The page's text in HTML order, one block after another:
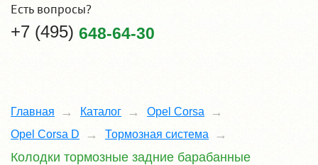
Есть вопросы?
+7 (495) 648-64-30
Главная Каталог
Opel Corsa
Opel Corsa D
Тормозная система
Колодки тормозные задние барабанные